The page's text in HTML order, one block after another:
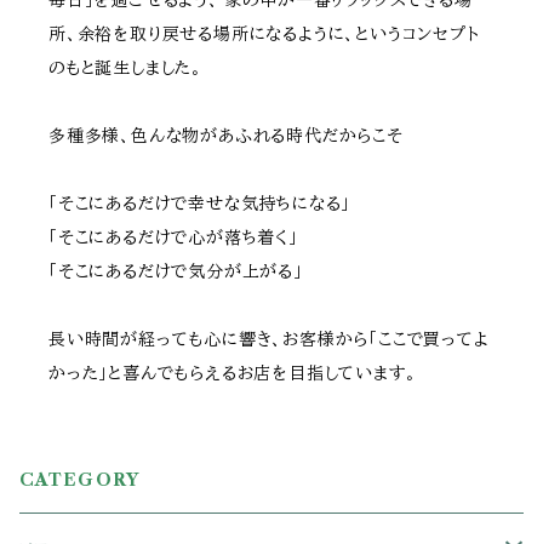
所、余裕を取り戻せる場所になるように、というコンセプト
のもと誕生しました。
多種多様、色んな物があふれる時代だからこそ
「そこにあるだけで幸せな気持ちになる」
「そこにあるだけで心が落ち着く」
「そこにあるだけで気分が上がる」
長い時間が経っても心に響き、お客様から「ここで買ってよ
かった」と喜んでもらえるお店を目指しています。
CATEGORY